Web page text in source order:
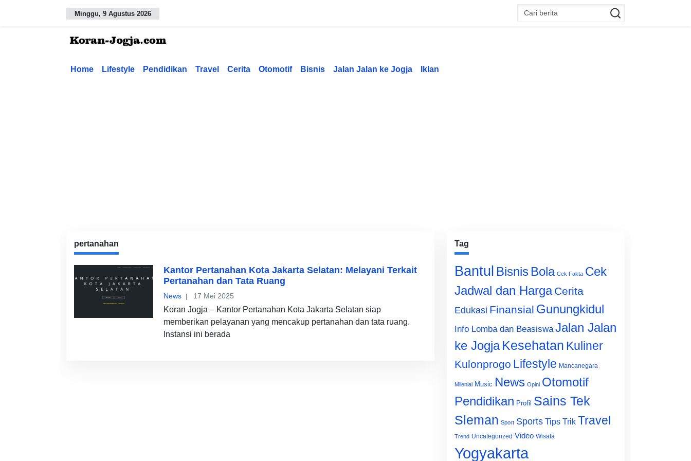
Minggu, 9 Agustus 2026
Home Lifestyle Pendidikan Travel Cerita Otomotif Bisnis Jalan Jalan ke Jogja Iklan
pertanahan
Kantor Pertanahan Kota Jakarta Selatan: Melayani Terkait
Pertanahan dan Tata Ruang
News 17 Mei 2025
Koran Jogja – Kantor Pertanahan Kota Jakarta Selatan siap
memberikan pelayanan yang mencakup pertanahan dan tata ruang.
Instansi ini berada
Tag
Bantul Bisnis Bola Cek Fakta Cek
Jadwal dan Harga Cerita
Edukasi Finansial Gunungkidul
Info Lomba dan Beasiswa Jalan Jalan
ke Jogja Kesehatan Kuliner
Kulonprogo Lifestyle Mancanegara
Milenial Music News Opini Otomotif
Pendidikan Profil Sains Tek
Sleman Sport Sports Tips Trik Travel
Trend Uncategorized Video Wisata
Yogyakarta